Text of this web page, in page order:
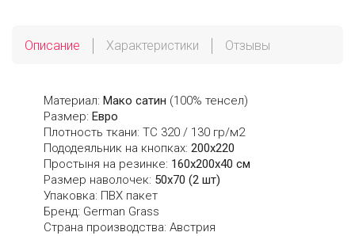
Описание Характеристики Отзывы
Материал: Мако сатин (100% тенсел)
Размер: Евро
Плотность ткани: ТС 320 / 130 гр/м2
Пододеяльник на кнопках: 200x220
Простыня на резинке: 160х200х40 см
Размер наволочек: 50x70 (2 шт)
Упаковка: ПВХ пакет
Бренд: German Grass
Страна производства: Австрия